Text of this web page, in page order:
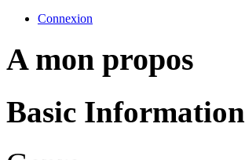
Connexion
A mon propos
Basic Information